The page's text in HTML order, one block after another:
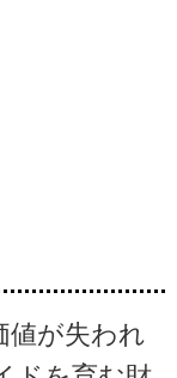
値が失われ